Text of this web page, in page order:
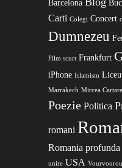
Barcelona
Carti Colegi Concert
Dumnezeu
Film scurt Frankfurt
iPhone Islamism Liceu
Marrakech Mircea
Poezie Politica
romani
Romania profunda
unire USA Vourvourou